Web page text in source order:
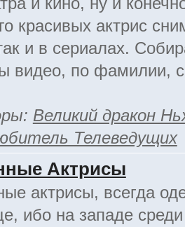
красивых актрис
и в сериалах.
видео, по фамилии,
Великий дракон
Телеведущих
Актрисы
актрисы, всегда
ибо на западе среди